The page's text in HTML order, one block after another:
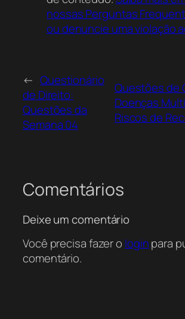
nossas Perguntas
ou denuncie uma violação
← Questionário
de Direito:
Questões da
Semana 04
Questões de
Doenças
Riscos de
Comentários
Deixe um comentário
Você precisa fazer o loginpara
comentário.